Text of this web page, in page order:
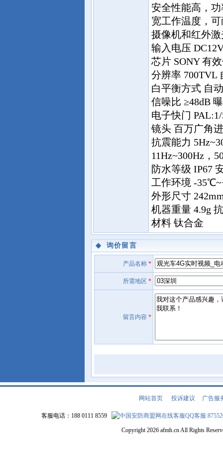
安全性能高，功
宽工作温度，
摄像机和红外
输入电压
芯片 SONY 有
分辨率 700TVL
白平衡方式 自
信噪比 ≥48dB
电子快门
镜头 百万广角
抗震能力
11Hz~300Hz，
防水等级 IP67
工作环境 -
外形尺寸
机器重量 4.9g
材料 钛合金
◆ 询价留言
产品名称*
所需地区 *
留言内容 *
网站首页| 投诉建议 广告服
客服电话：188 0111 8559 QQ客服
Copyright 2026 afmh.cn All Rights